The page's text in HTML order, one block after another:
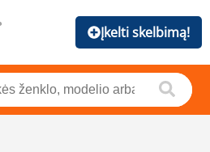
Įkelti skelbimą!